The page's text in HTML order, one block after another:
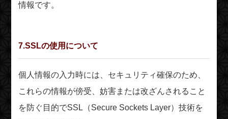
情報です。
7.SSLの使用について
個人情報の入力時には、セキュリティ確保のため、
これらの情報が傍受、妨害または改ざんされること
を防ぐ目的でSSL（Secure Sockets Layer）技術を